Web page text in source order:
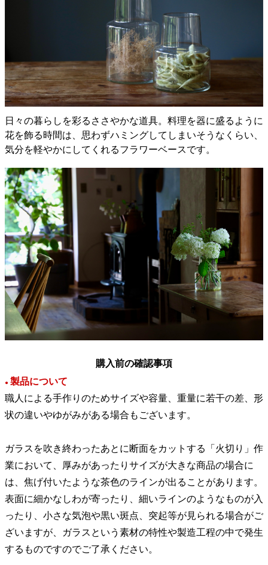
日々の暮らしを彩るささやかな道具。料理を器に盛るように
花を飾る時間は、思わずハミングしてしまいそうなくらい、
気分を軽やかにしてくれるフラワーベースです。
購入前の確認事項
● 製品について
職人による手作りのためサイズや容量、重量に若干の差、形
状の違いやゆがみがある場合もございます。
ガラスを吹き終わったあとに断面をカットする「火切り」作
業において、厚みがあったりサイズが大きな商品の場合に
は、焦げ付いたような茶色のラインが出ることがあります。
表面に細かなしわが寄ったり、細いラインのようなものが入
ったり、小さな気泡や黒い斑点、突起等が見られる場合がご
ざいますが、ガラスという素材の特性や製造工程の中で発生
するものですのでご了承ください。